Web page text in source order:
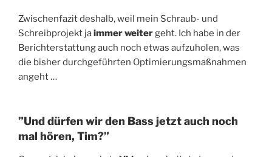
Zwischenfazit deshalb, weil mein Schraub- und
Schreibprojekt jaimmer weitergeht. Ich habe in der
Berichterstattung auch noch etwas aufzuholen, was
die bisher durchgeführten Optimierungsmaßnahmen
angeht …
”Und dürfen wir den Bass jetzt auch noch
mal hören, Tim?”